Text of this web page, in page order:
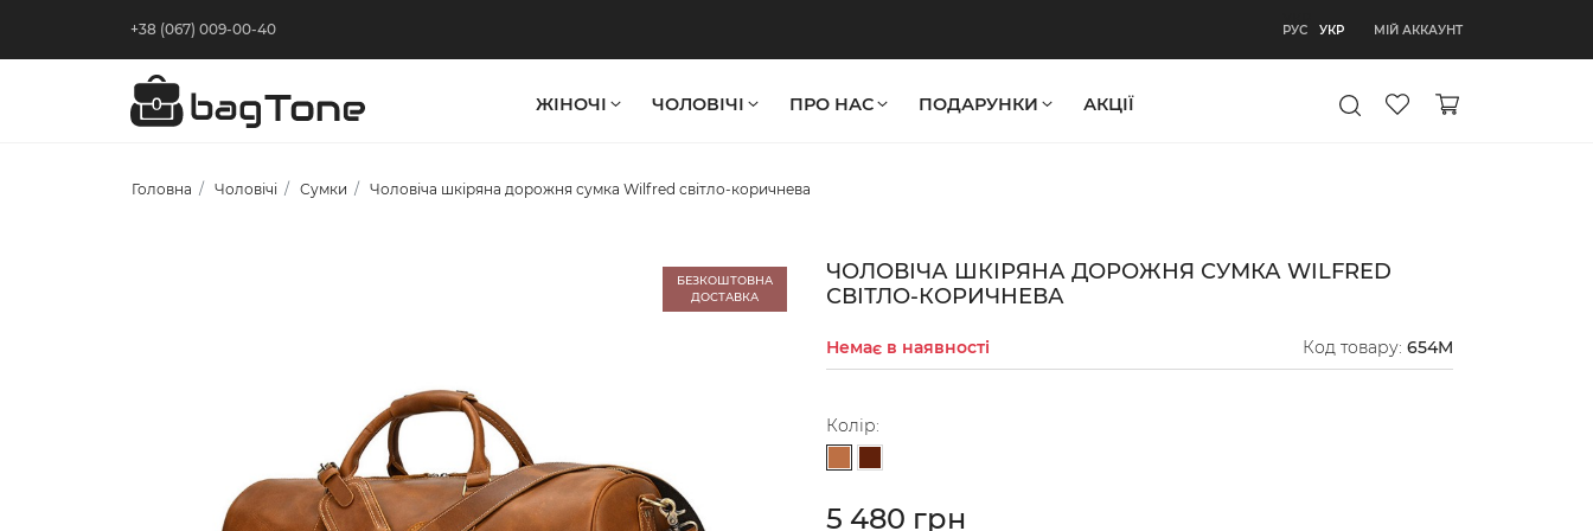
+38 (067) 009-00-40 РУС УКР МІЙ АККАУНТ
ЖІНОЧІ ЧОЛОВІЧІ АКЦІЇ
ПРО НАС ПОДАРУНКИ
Головна Чоловічі Сумки Чоловіча шкіряна дорожня сумка Wilfred світло-коричнева
БЕЗКОШТОВНА
ДОСТАВКА
ЧОЛОВІЧА ШКІРЯНА ДОРОЖНЯ СУМКА WILFRED
СВІТЛО-КОРИЧНЕВА
Немає в наявності Код товару: 654M
Колір:
5 480 грн